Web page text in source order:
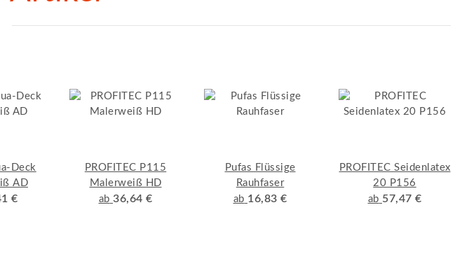
Deck
AD
€
PROFITEC P115
Malerweiß HD
ab 36,64 €
Pufas Flüssige
Rauhfaser
ab 16,83 €
PROFITEC Seidenlatex
20 P156
ab 57,47 €